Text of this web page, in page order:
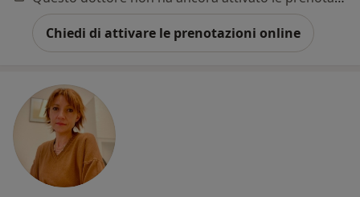
Chiedi di attivare le prenotazioni online